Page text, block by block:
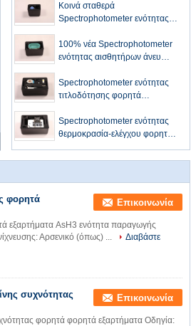
Κοινά σταθερά
Spectrophotometer ενότητας
φορητά εξαρτήματα
100% νέα Spectrophotometer
ενότητας αισθητήρων άνευ
φορητά εξαρτήματα
Spectrophotometer ενότητας
τιτλοδότησης φορητά
Spectrophotometer ενότητας
θερμοκρασία-ελέγχου φορητά
φορητά
Επικοινωνία
εξαρτήματα AsH3 ενότητα παραγωγής
Αρσενικό (όπως) ...
Διαβάστε
συχνότητας
Επικοινωνία
φορητά φορητά εξαρτήματα Οδηγία: